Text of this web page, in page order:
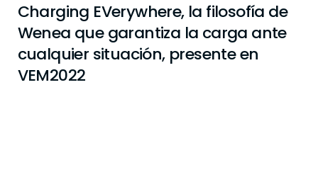
Charging EVerywhere, la filosofía de
Wenea que garantiza la carga ante
cualquier situación, presente en
VEM2022